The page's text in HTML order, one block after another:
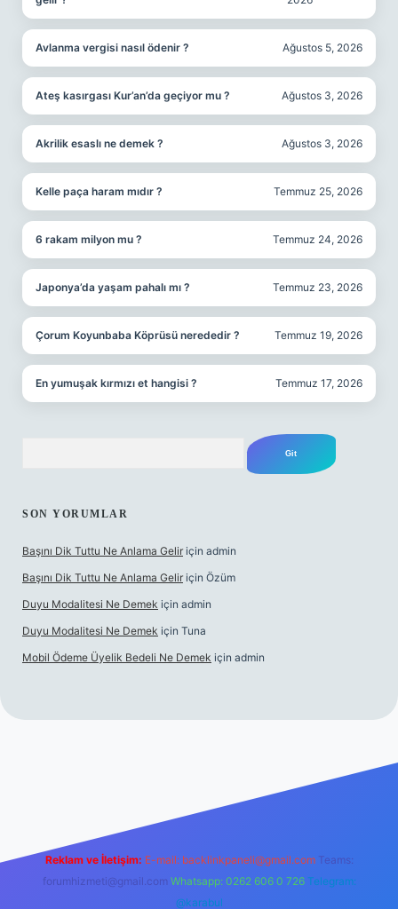
Avlanma vergisi nasıl ödenir ? Ağustos 5, 2026
Ateş kasırgası Kur’an’da geçiyor mu ? Ağustos 3, 2026
Akrilik esaslı ne demek ? Ağustos 3, 2026
Kelle paça haram mıdır ? Temmuz 25, 2026
6 rakam milyon mu ? Temmuz 24, 2026
Japonya’da yaşam pahalı mı ? Temmuz 23, 2026
Çorum Koyunbaba Köprüsü nerededir ? Temmuz 19, 2026
En yumuşak kırmızı et hangisi ? Temmuz 17, 2026
SON YORUMLAR
Başını Dik Tuttu Ne Anlama Gelir için admin
Başını Dik Tuttu Ne Anlama Gelir için Özüm
Duyu Modalitesi Ne Demek için admin
Duyu Modalitesi Ne Demek için Tuna
Mobil Ödeme Üyelik Bedeli Ne Demek için admin
Reklam ve İletişim: E-mail: backlinkpaneli@gmail.com Teams:
forumhizmeti@gmail.com Whatsapp: 0262 606 0 726 Telegram:
@karabul